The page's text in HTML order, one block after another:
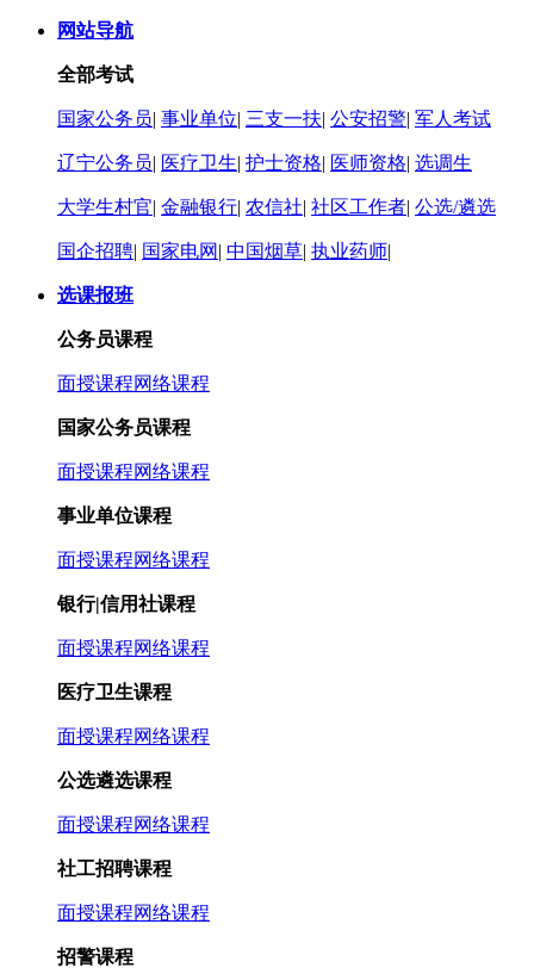
网站导航
全部考试
国家公务员| 事业单位| 三支一扶| 公安招警| 军人考试
辽宁公务员| 医疗卫生| 护士资格| 医师资格| 选调生
大学生村官| 金融银行| 农信社| 社区工作者| 公选/遴选
国企招聘| 国家电网 | 中国烟草| 执业药师|
选课报班
公务员课程
面授课程网络课程
国家公务员课程
面授课程网络课程
事业单位课程
面授课程网络课程
银行|信用社课程
面授课程网络课程
医疗卫生课程
面授课程网络课程
公选遴选课程
面授课程网络课程
社工招聘课程
面授课程网络课程
招警课程